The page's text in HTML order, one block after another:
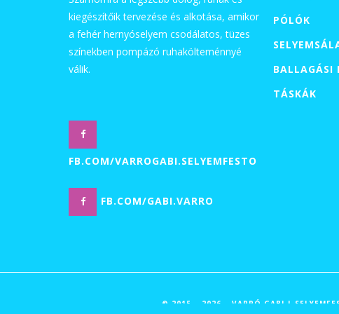
kiegészítőik tervezése és alkotása, amikor
a fehér hernyóselyem csodálatos, tüzes
színekben pompázó ruhakölteménnyé
válik.
FB.COM/VARROGABI.SELYEMFESTO
FB.COM/GABI.VARRO
PÓLÓK
BALLAGÁSI
TÁSKÁK
© 2015 – 2026 – VARRÓ GABI |